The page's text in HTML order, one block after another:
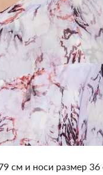
см и носи размер 36